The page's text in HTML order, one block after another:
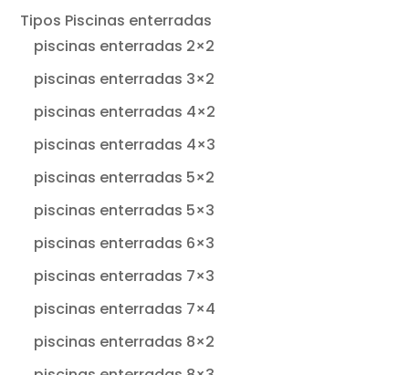
Tipos Piscinas enterradas
piscinas enterradas 2×2
piscinas enterradas 3×2
piscinas enterradas 4×2
piscinas enterradas 4×3
piscinas enterradas 5×2
piscinas enterradas 5×3
piscinas enterradas 6×3
piscinas enterradas 7×3
piscinas enterradas 7×4
piscinas enterradas 8×2